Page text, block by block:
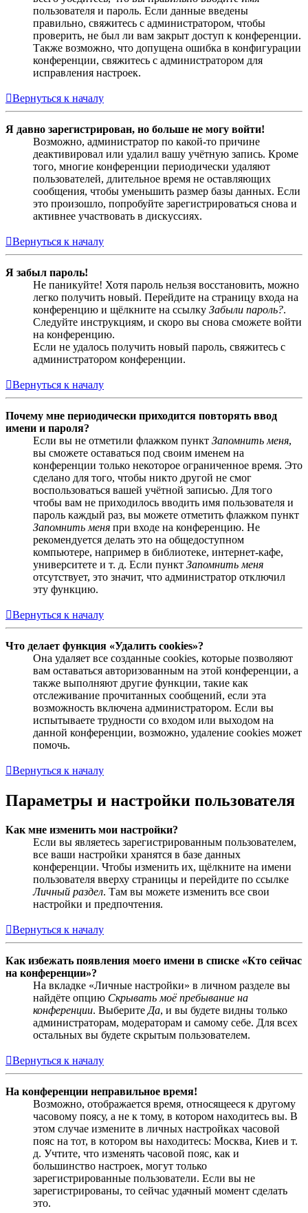
пользователя и пароль. Если данные введены
правильно, свяжитесь с администратором, чтобы
проверить, не был ли вам закрыт доступ к конференции.
Также возможно, что допущена ошибка в конфигурации
конференции, свяжитесь с администратором для
исправления настроек.
Вернуться к началу
Я давно зарегистрирован, но больше не могу войти!
Возможно, администратор по какой-то причине
деактивировал или удалил вашу учётную запись. Кроме
того, многие конференции периодически удаляют
пользователей, длительное время не оставляющих
сообщения, чтобы уменьшить размер базы данных. Если
это произошло, попробуйте зарегистрироваться снова и
активнее участвовать в дискуссиях.
Вернуться к началу
Я забыл пароль!
Не паникуйте! Хотя пароль нельзя восстановить, можно
легко получить новый. Перейдите на страницу входа на
конференцию и щёлкните на ссылку Забыли пароль?.
Следуйте инструкциям, и скоро вы снова сможете войти
на конференцию.
Если не удалось получить новый пароль, свяжитесь с
администратором конференции.
Вернуться к началу
Почему мне периодически приходится повторять ввод
имени и пароля?
Если вы не отметили флажком пункт Запомнить меня,
вы сможете оставаться под своим именем на
конференции только некоторое ограниченное время. Это
сделано для того, чтобы никто другой не смог
воспользоваться вашей учётной записью. Для того
чтобы вам не приходилось вводить имя пользователя и
пароль каждый раз, вы можете отметить флажком пункт
Запомнить меня при входе на конференцию. Не
рекомендуется делать это на общедоступном
компьютере, например в библиотеке, интернет-кафе,
университете и т. д. Если пункт Запомнить меня
отсутствует, это значит, что администратор отключил
эту функцию.
Вернуться к началу
Что делает функция «Удалить cookies»?
Она удаляет все созданные cookies, которые позволяют
вам оставаться авторизованным на этой конференции, а
также выполняют другие функции, такие как
отслеживание прочитанных сообщений, если эта
возможность включена администратором. Если вы
испытываете трудности со входом или выходом на
данной конференции, возможно, удаление cookies может
помочь.
Вернуться к началу
Параметры и настройки пользователя
Как мне изменить мои настройки?
Если вы являетесь зарегистрированным пользователем,
все ваши настройки хранятся в базе данных
конференции. Чтобы изменить их, щёлкните на имени
пользователя вверху страницы и перейдите по ссылке
Личный раздел. Там вы можете изменить все свои
настройки и предпочтения.
Вернуться к началу
Как избежать появления моего имени в списке «Кто сейчас
на конференции»?
На вкладке «Личные настройки» в личном разделе вы
найдёте опцию Скрывать моё пребывание на
конференции. Выберите Да, и вы будете видны только
администраторам, модераторам и самому себе. Для всех
остальных вы будете скрытым пользователем.
Вернуться к началу
На конференции неправильное время!
Возможно, отображается время, относящееся к другому
часовому поясу, а не к тому, в котором находитесь вы. В
этом случае измените в личных настройках часовой
пояс на тот, в котором вы находитесь: Москва, Киев и т.
д. Учтите, что изменять часовой пояс, как и
большинство настроек, могут только
зарегистрированные пользователи. Если вы не
зарегистрированы, то сейчас удачный момент сделать
это.